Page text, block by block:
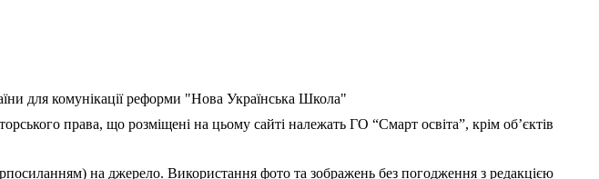
для комунікації реформи "Нова Українська Школа"
права, що розміщені на цьому сайті належать ГО “Смарт освіта”, крім об’єктів
на джерело. Використання фото та зображень без погодження з редакцією